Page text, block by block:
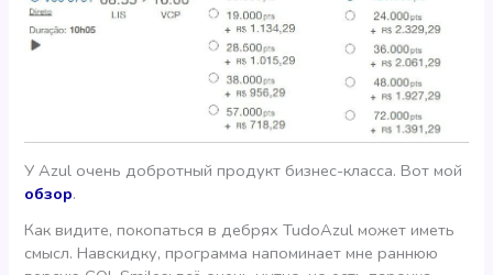
У Azul очень добротный продукт бизнес-класса. Вот мой
обзор.
Как видите, покопаться в дебрях TudoAzul может иметь
смысл. Навскидку, программа напоминает мне раннюю